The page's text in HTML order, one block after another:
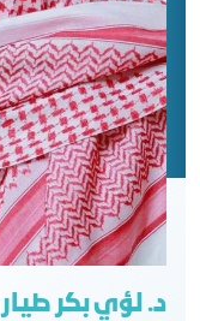
د. لؤي بكر طيار